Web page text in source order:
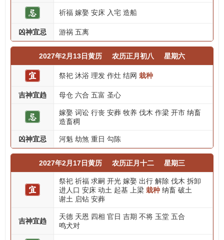
祈福 嫁娶 安床 入宅 造船
凶神宜忌 游祸 五离
2027年2月13日黄历 农历正月初八 星期六
祭祀 沐浴 理发 作灶 结网 栽种
吉神宜趋 母仓 六合 五富 圣心
嫁娶 词讼 行丧 安葬 牧养 伐木 作梁 开市 纳畜
造畜稠
凶神宜忌 河魁 劫煞 重日 勾陈
2027年2月17日黄历 农历正月十二 星期三
祭祀 祈福 求嗣 开光 嫁娶 出行 解除 伐木 拆卸
进人口 安床 动土 起基 上梁 栽种 纳畜 破土
谢土 启钻 安葬
吉神宜趋
天德 天恩 四相 官日 吉期 不将 玉堂 五合
鸣犬对